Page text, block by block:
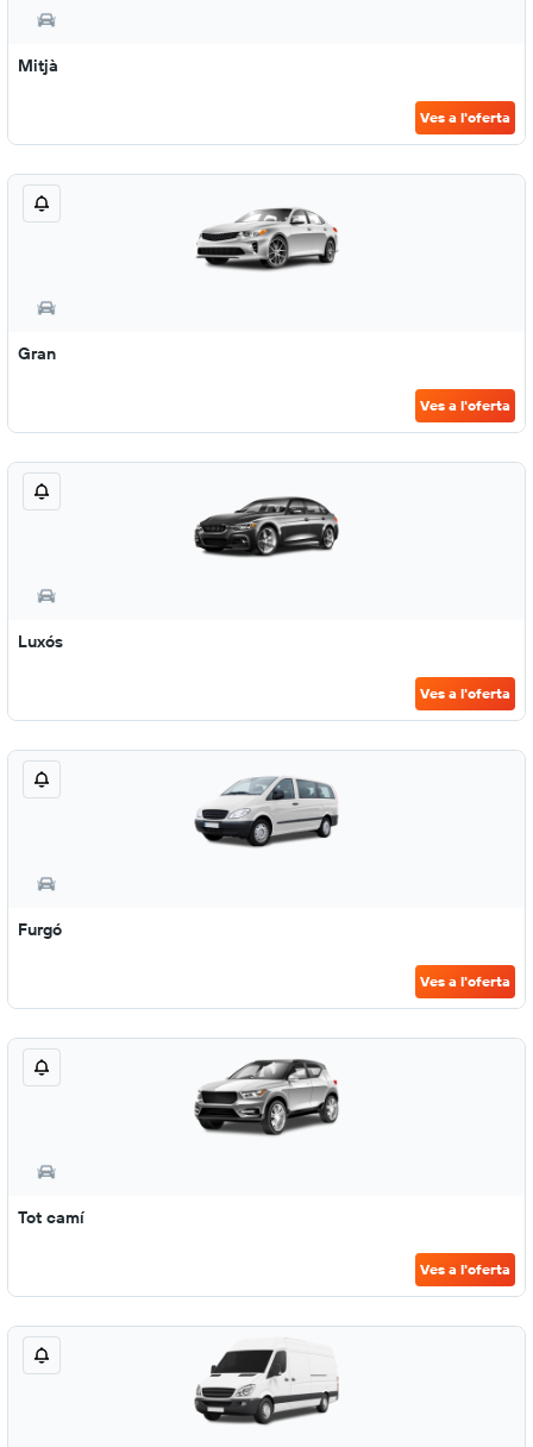
Mitjà
Ves a l'oferta
Gran
Ves a l'oferta
Luxós
Ves a l'oferta
Furgó
Ves a l'oferta
Tot camí
Ves a l'oferta